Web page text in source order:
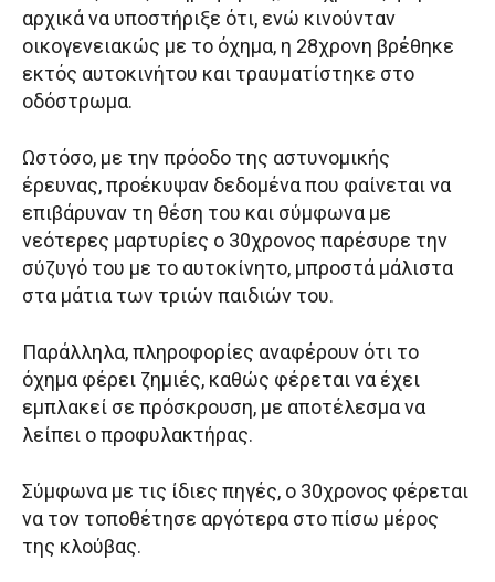
αρχικά να υποστήριξε ότι, ενώ κινούνταν
οικογενειακώς με το όχημα, η 28χρονη βρέθηκε
εκτός αυτοκινήτου και τραυματίστηκε στο
οδόστρωμα.
Ωστόσο, με την πρόοδο της αστυνομικής
έρευνας, προέκυψαν δεδομένα που φαίνεται να
επιβάρυναν τη θέση του και σύμφωνα με
νεότερες μαρτυρίες ο 30χρονος παρέσυρε την
σύζυγό του με το αυτοκίνητο, μπροστά μάλιστα
στα μάτια των τριών παιδιών του.
Παράλληλα, πληροφορίες αναφέρουν ότι το
όχημα φέρει ζημιές, καθώς φέρεται να έχει
εμπλακεί σε πρόσκρουση, με αποτέλεσμα να
λείπει ο προφυλακτήρας.
Σύμφωνα με τις ίδιες πηγές, ο 30χρονος φέρεται
να τον τοποθέτησε αργότερα στο πίσω μέρος
της κλούβας.